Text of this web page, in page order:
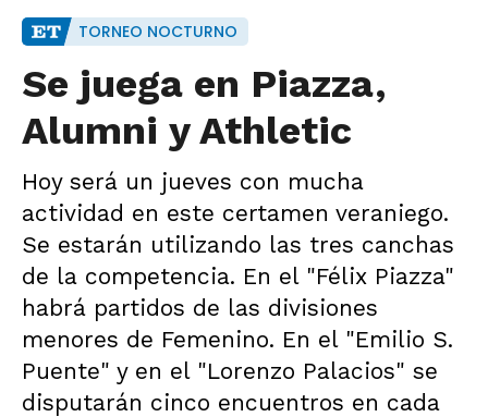
TORNEO NOCTURNO
Se juega en Piazza,
Alumni y Athletic
Hoy será un jueves con mucha
actividad en este certamen veraniego.
Se estarán utilizando las tres canchas
de la competencia. En el "Félix Piazza"
habrá partidos de las divisiones
menores de Femenino. En el "Emilio S.
Puente" y en el "Lorenzo Palacios" se
disputarán cinco encuentros en cada